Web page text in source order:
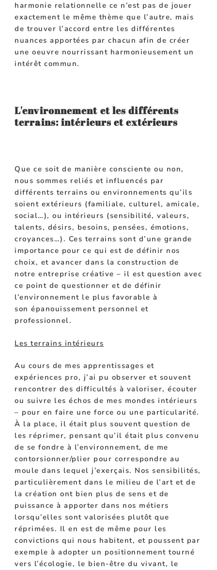
harmonie relationnelle ce n’est pas de jouer
exactement le même thème que l’autre, mais
de trouver l’accord entre les différentes
nuances apportées par chacun afin de créer
une oeuvre nourrissant harmonieusement un
intérêt commun.
L'environnement et les différents
terrains: intérieurs et extérieurs
Que ce soit de manière consciente ou non,
nous sommes reliés et influencés par
différents terrains ou environnements qu’ils
soient extérieurs (familiale, culturel, amicale,
social…), ou intérieurs (sensibilité, valeurs,
talents, désirs, besoins, pensées, émotions,
croyances…). Ces terrains sont d’une grande
importance pour ce qui est de définir nos
choix, et avancer dans la construction de
notre entreprise créative – il est question avec
ce point de questionner et de définir
l’environnement le plus favorable à
son épanouissement personnel et
professionnel.
Les terrains intérieurs
Au cours de mes apprentissages et
expériences pro, j’ai pu observer et souvent
rencontrer des difficultés à valoriser, écouter
ou suivre les échos de mes mondes intérieurs
– pour en faire une force ou une particularité.
À la place, il était plus souvent question de
les réprimer, pensant qu’il était plus convenu
de se fondre à l’environnement, de me
contorsionner/plier pour correspondre au
moule dans lequel j’exerçais. Nos sensibilités,
particulièrement dans le milieu de l’art et de
la création ont bien plus de sens et de
puissance à apporter dans nos métiers
lorsqu’elles sont valorisées plutôt que
réprimées. Il en est de même pour les
convictions qui nous habitent, et poussent par
exemple à adopter un positionnement tourné
vers l’écologie, le bien-être du vivant, le